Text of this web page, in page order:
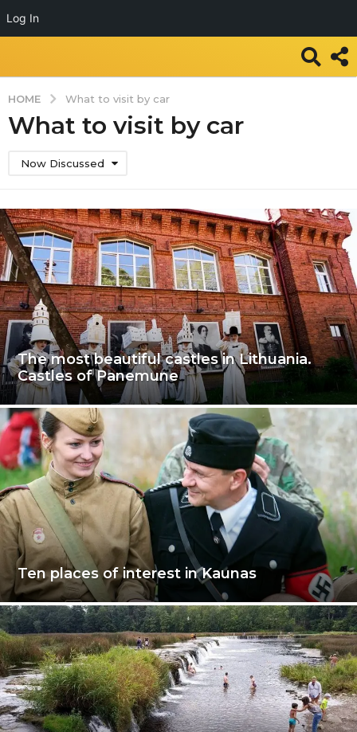
Log In
HOME What to visit by car
What to visit by car
Now Discussed
The most beautiful castles in Lithuania.
Castles of Panemune
Ten places of interest in Kaunas